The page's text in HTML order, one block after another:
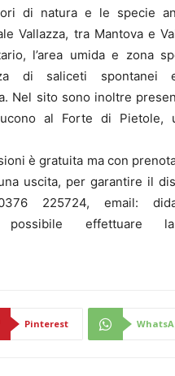
di natura e le specie
Vallazza, tra Mantova e
l’area umida e zona
di saliceti spontanei
Nel sito sono inoltre
al Forte di Pietole,
è gratuita ma con
uscita, per garantire il
225724, email:
è possibile effettuare
Pinterest